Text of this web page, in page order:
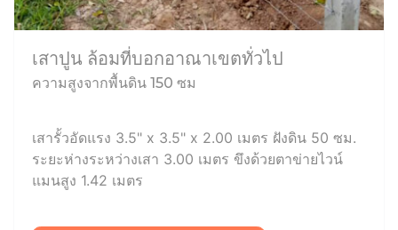
เสาปูน ล้อมที่บอกอาณาเขตทั่วไป
ความสูงจากพื้นดิน 150 ซม
เสารั้วอัดแรง 3.5" x 3.5" x 2.00 เมตร ฝังดิน 50 ซม.
ระยะห่างระหว่างเสา 3.00 เมตร ขึงด้วยตาข่ายไวน์
แมนสูง 1.42 เมตร